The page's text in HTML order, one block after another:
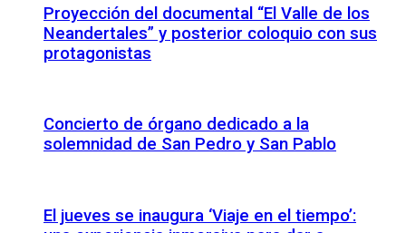
Proyección del documental “El Valle de los
Neandertales” y posterior coloquio con sus
protagonistas
Concierto de órgano dedicado a la
solemnidad de San Pedro y San Pablo
El jueves se inaugura ‘Viaje en el tiempo’: